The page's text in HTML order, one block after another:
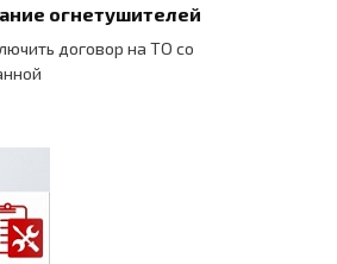
огнетушителей
договор на ТО со